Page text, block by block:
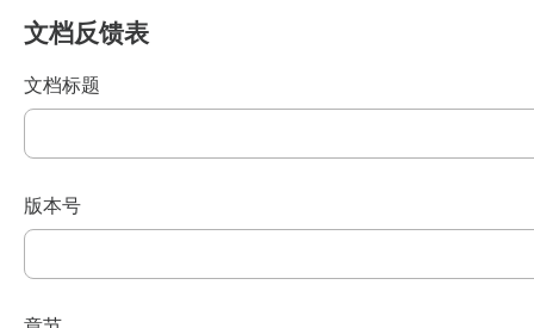
文档反馈表
文档标题
版本号